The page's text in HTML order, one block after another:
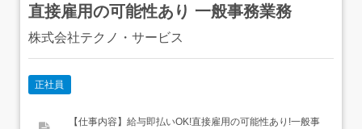
直接雇用の可能性あり 一般事務業務
株式会社テクノ・サービス
正社員
【仕事内容】給与即払いOK!直接雇用の可能性あり!一般事